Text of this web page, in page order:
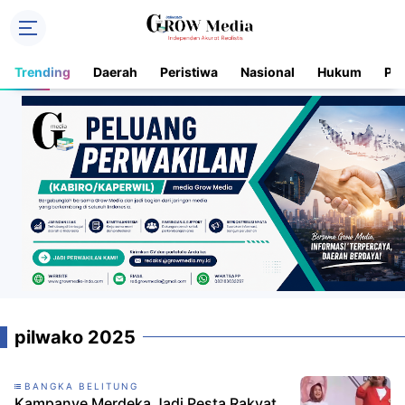
Trending Daerah Peristiwa Nasional Hukum
pilwako 2025
BANGKA BELITUNG